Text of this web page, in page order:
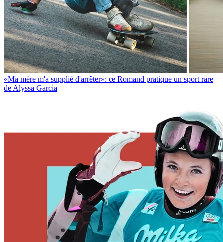
«Ma mère m'a supplié d'arrêter»: ce Romand pratique un sport rare
de Alyssa Garcia